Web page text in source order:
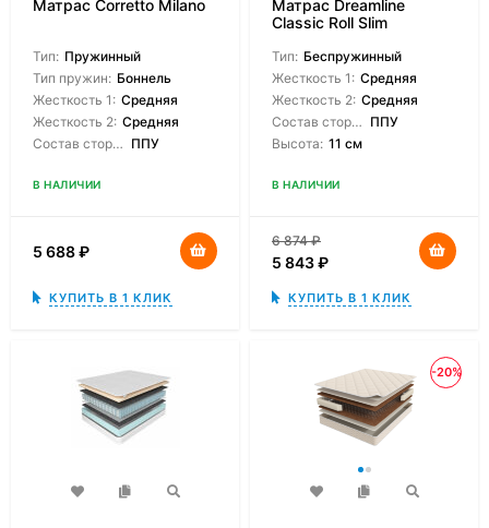
Матрас Corretto Milano
Тип: Пружинный
Тип пружин: Боннель
Жесткость 1: Средняя
Жесткость 2: Средняя
Состав сторон: ППУ
В НАЛИЧИИ
5 688₽
КУПИТЬ В 1 КЛИК
Матрас Dreamline
Classic Roll Slim
Тип: Беспружинный
Жесткость 1: Средняя
Жесткость 2: Средняя
Состав сторон: ППУ
Высота: 11 см
В НАЛИЧИИ
6 874₽
5 843₽
КУПИТЬ В 1 КЛИК
-20%